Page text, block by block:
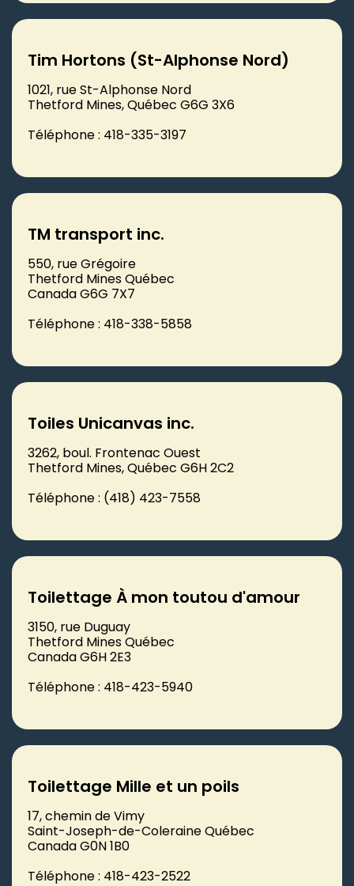
Tim Hortons (St-Alphonse Nord)
1021, rue St-Alphonse Nord
Thetford Mines, Québec G6G 3X6
Téléphone : 418-335-3197
TM transport inc.
550, rue Grégoire
Thetford Mines Québec
Canada G6G 7X7
Téléphone : 418-338-5858
Toiles Unicanvas inc.
3262, boul. Frontenac Ouest
Thetford Mines, Québec G6H 2C2
Téléphone : (418) 423-7558
Toilettage À mon toutou d'amour
3150, rue Duguay
Thetford Mines Québec
Canada G6H 2E3
Téléphone : 418-423-5940
Toilettage Mille et un poils
17, chemin de Vimy
Saint-Joseph-de-Coleraine Québec
Canada G0N 1B0
Téléphone : 418-423-2522